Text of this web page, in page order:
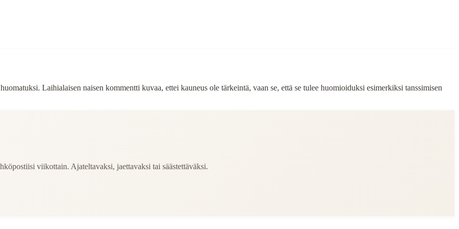
Laihialaisen naisen kommentti kuvaa, ettei kauneus ole tärkeintä, vaan se, että se tulee huomioiduksi esimerkiksi tanssimisen
viikottain. Ajateltavaksi, jaettavaksi tai säästettäväksi.